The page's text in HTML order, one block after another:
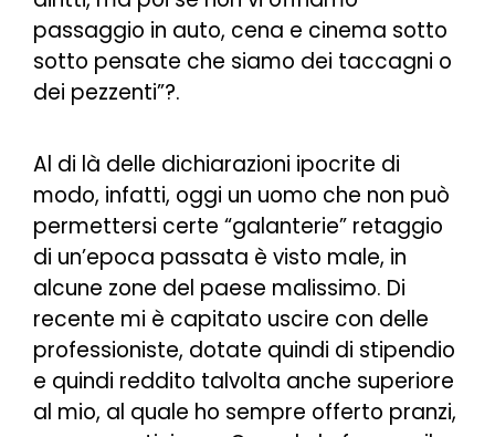
passaggio in auto, cena e cinema sotto
sotto pensate che siamo dei taccagni o
dei pezzenti”?.
Al di là delle dichiarazioni ipocrite di
modo, infatti, oggi un uomo che non può
permettersi certe “galanterie” retaggio
di un’epoca passata è visto male, in
alcune zone del paese malissimo. Di
recente mi è capitato uscire con delle
professioniste, dotate quindi di stipendio
e quindi reddito talvolta anche superiore
al mio, al quale ho sempre offerto pranzi,